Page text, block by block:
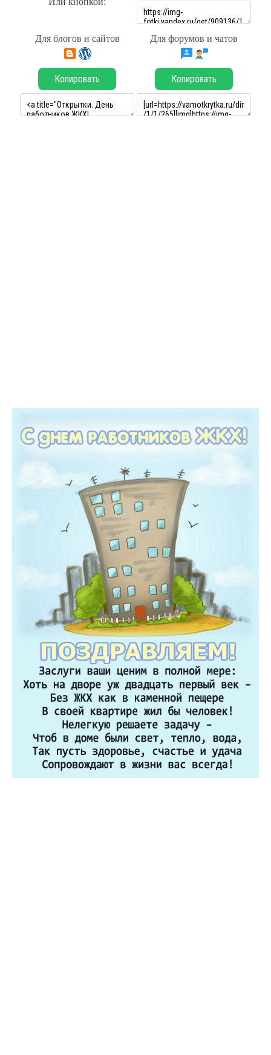
Для блогов и сайтов Для форумов и чатов
Копировать Копировать